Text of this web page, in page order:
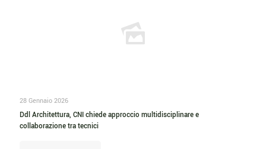
28 Gennaio 2026
Ddl Architettura, CNI chiede approccio multidisciplinare e
collaborazione tra tecnici